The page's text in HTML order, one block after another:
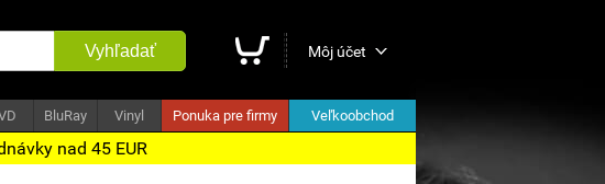
Vyhľadať Môj účet
BluRay Vinyl Ponuka pre firmy Veľkoobchod
nad 45 EUR